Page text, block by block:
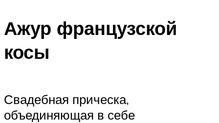
Ажур французской
косы
Свадебная прическа,
объединяющая в себе